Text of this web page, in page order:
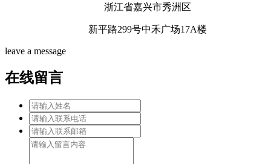
浙江省嘉兴市秀洲区
新平路299号中禾广场17A楼
leave a message
在线留言